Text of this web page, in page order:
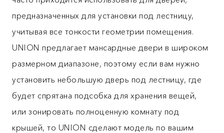
предназначенных для установки под лестницу,
учитывая все тонкости геометрии помещения.
UNION предлагает мансардные двери в широком
размерном диапазоне, поэтому если вам нужно
установить небольшую дверь под лестницу, где
будет спрятана подсобка для хранения вещей,
или зонировать полноценную комнату под
крышей, то UNION сделают модель по вашим